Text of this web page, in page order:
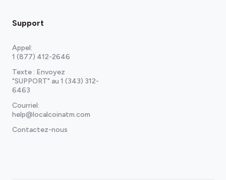
Support
Appel:
1 (877) 412-2646
Texte : Envoyez
"SUPPORT" au 1 (343) 312-
6463
Courriel:
help@localcoinatm.com
Contactez-nous